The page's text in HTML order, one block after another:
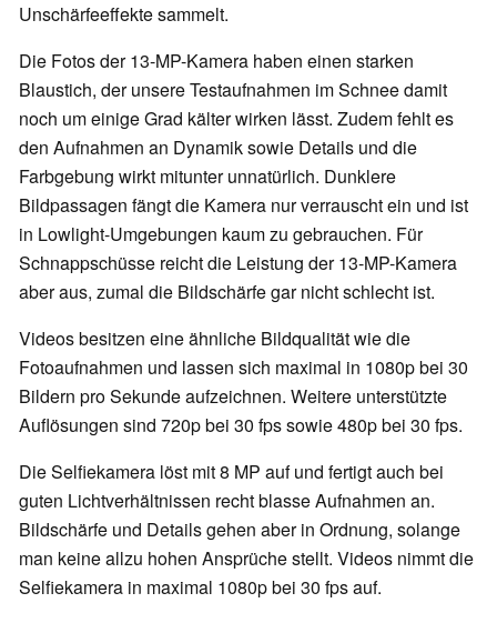
Unschärfeeffekte sammelt.
Die Fotos der 13-MP-Kamera haben einen starken
Blaustich, der unsere Testaufnahmen im Schnee damit
noch um einige Grad kälter wirken lässt. Zudem fehlt es
den Aufnahmen an Dynamik sowie Details und die
Farbgebung wirkt mitunter unnatürlich. Dunklere
Bildpassagen fängt die Kamera nur verrauscht ein und ist
in Lowlight-Umgebungen kaum zu gebrauchen. Für
Schnappschüsse reicht die Leistung der 13-MP-Kamera
aber aus, zumal die Bildschärfe gar nicht schlecht ist.
Videos besitzen eine ähnliche Bildqualität wie die
Fotoaufnahmen und lassen sich maximal in 1080p bei 30
Bildern pro Sekunde aufzeichnen. Weitere unterstützte
Auflösungen sind 720p bei 30 fps sowie 480p bei 30 fps.
Die Selfiekamera löst mit 8 MP auf und fertigt auch bei
guten Lichtverhältnissen recht blasse Aufnahmen an.
Bildschärfe und Details gehen aber in Ordnung, solange
man keine allzu hohen Ansprüche stellt. Videos nimmt die
Selfiekamera in maximal 1080p bei 30 fps auf.